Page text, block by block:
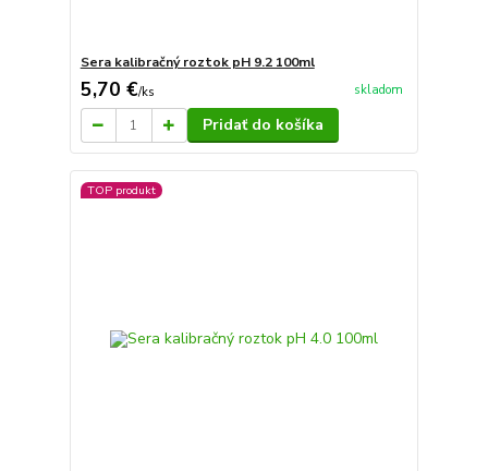
Sera kalibračný roztok pH 9.2 100ml
5,70 €/ks skladom
Pridať do košíka
TOP produkt